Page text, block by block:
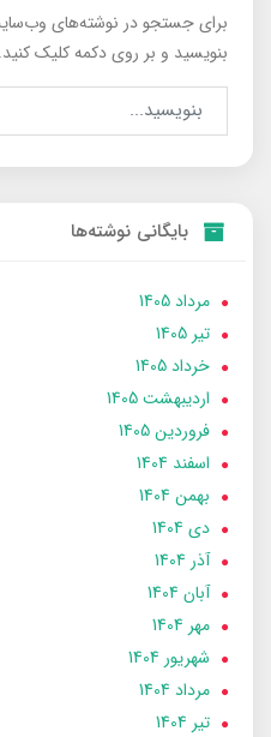
برای جستجو در نوشته‌های
بنویسید و بر روی دکمه کلیک کنید.
بایگانی نوشته‌ها
مرداد 1405
تير 1405
خرداد 1405
ارديبهشت 1405
فروردین 1405
اسفند 1404
بهمن 1404
دی 1404
آذر 1404
آبان 1404
مهر 1404
شهریور 1404
مرداد 1404
تير 1404